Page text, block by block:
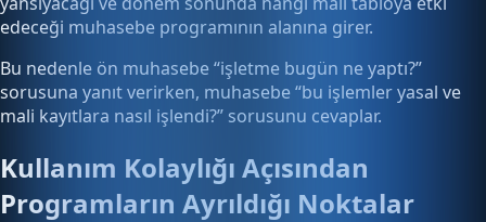
edeceği muhasebe programının alanına girer.
Bu nedenle ön muhasebe “işletme bugün ne yaptı?”
sorusuna yanıt verirken, muhasebe “bu işlemler yasal ve
mali kayıtlara nasıl işlendi?” sorusunu cevaplar.
Kullanım Kolaylığı Açısından
Programların Ayrıldığı Noktalar